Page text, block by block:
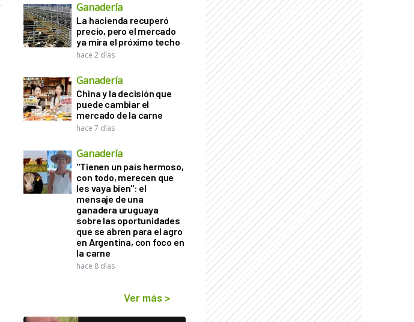
Ganadería
La hacienda recuperó
precio, pero el mercado
ya mira el próximo techo
hace 2 días
Ganadería
China y la decisión que
puede cambiar el
mercado de la carne
hace 7 días
Ganadería
"Tienen un país hermoso,
con todo, merecen que
les vaya bien": el
mensaje de una
ganadera uruguaya
sobre las oportunidades
que se abren para el agro
en Argentina, con foco en
la carne
hace 8 días
Ver más >